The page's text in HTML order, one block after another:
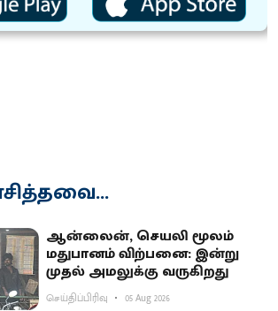
ஆன்லைன், செயலி மூலம்
மதுபானம் விற்பனை: இன்று
முதல் அமலுக்கு வருகிறது
செய்திப்பிரிவு 05 Aug 2026